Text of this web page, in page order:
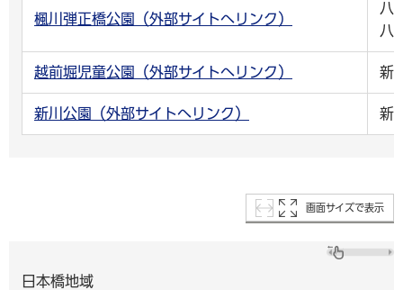
楓川弾正橋公園（外部サイトへリンク）
八
八
越前堀児童公園（外部サイトへリンク） 新
新川公園（外部サイトへリンク） 新
画面サイズで表示
日本橋地域